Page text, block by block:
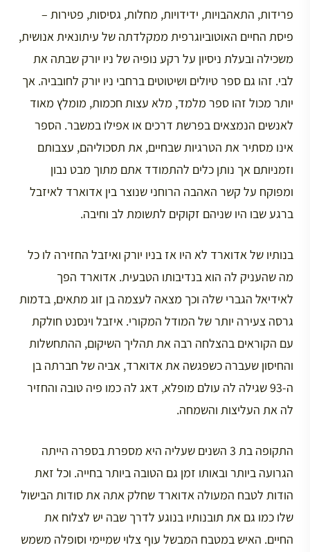
פרידות, התאהבויות, ידידויות, מחלות, גסיסות, פטירות –
פיסת החיים האוטוביוגרפית ממקלדתה של עיתונאית אנושית,
משכילה ובעלת ניסיון על רקע נופיה של ניו יורק שבתה את
לבי. זהו גם ספר טיולים ושיטוטים ברחבי ניו יורק לחובביה. אך
יותר מכול זהו ספר מלמד, מלא עצות חכמות, מומלץ מאוד
לאנשים הנמצאים בפרשת דרכים או אפילו במשבר. הספר
אינו מסתיר את הטרגיות שבחיים, את תסכוליהם, עצבותם
וזמניותם אך נותן כלים להתמודד אתם מתוך מבט נבון
ומפוקח על קשר האהבה הרוחני שנוצר בין אדוארד לאיזבל
ברגע שבו היו שניהם זקוקים לתשומת לב וחיבה.
בנותיו של אדוארד לא היו אז בניו יורק ואיזבל החזירה לו כל
מה שהעניק לה הוא בנדיבותו הטבעית. אדוארד הפך
לאידיאל הגברי שלה וכך מצאה לעצמה בן זוג מתאים, בדמות
גרסה צעירה יותר של המודל המקורי. איזבל וינסנט חולקת
עם הקוראים בהצלחה רבה את תהליך השיקום, ההתחשלות
והחיסון שעברה כשפגשה את אדוארד, אביה של חברתה בן
ה-93 שגילה לה עולם מופלא, דאג לה כמו פיה טובה והחזיר
לה את העליצות והשמחה.
התקופה בת 3 השנים שעליה היא מספרת בספרה הייתה
הגרועה ביותר ובאותו זמן גם הטובה ביותר בחייה. וכל זאת
הודות לטבח המעולה אדוארד שחלק אתה את סודות הבישול
שלו כמו גם את תובנותיו בנוגע לדרך שבה יש לצלוח את
החיים. האיש במטבח המבשל עוף צלוי שמיימי וסופלה משמש